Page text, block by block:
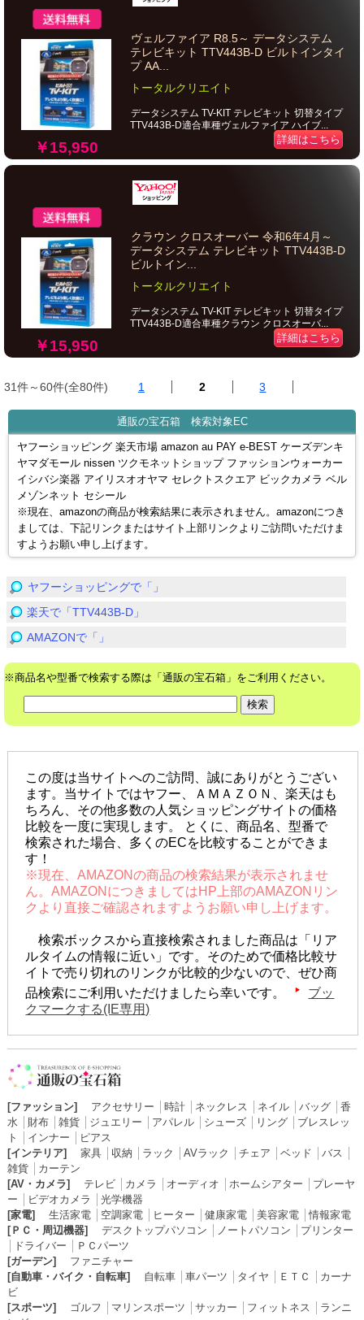
￥15,950
ヴェルファイア R8.5～ データシステム
テレビキット TTV443B-D ビルトインタイ
プ AA...
トータルクリエイト
データシステム TV-KIT テレビキット 切替タイプ
TTV443B-D適合車種ヴェルファイア ハイブ...
詳細はこちら
￥15,950
クラウン クロスオーバー 令和6年4月～
データシステム テレビキット TTV443B-D
ビルトイン...
トータルクリエイト
データシステム TV-KIT テレビキット 切替タイプ
TTV443B-D適合車種クラウン クロスオーバ...
詳細はこちら
31件～60件(全80件) 1 2 3
通販の宝石箱 検索対象EC
ヤフーショッピング 楽天市場 amazon au PAY e-BEST ケーズデンキ
ヤマダモール nissen ツクモネットショップ ファッションウォーカー
イシバシ楽器 アイリスオオヤマ セレクトスクエア ビックカメラ ベル
メゾンネット セシール
※現在、amazonの商品が検索結果に表示されません。amazonにつき
ましては、下記リンクまたはサイト上部リンクよりご訪問いただけま
すようお願い申し上げます。
ヤフーショッピングで「」
楽天で「TTV443B-D」
AMAZONで「」
※商品名や型番で検索する際は「通販の宝石箱」をご利用ください。
この度は当サイトへのご訪問、誠にありがとうござい
ます。当サイトではヤフー、ＡＭＡＺＯＮ、楽天はも
ちろん、その他多数の人気ショッピングサイトの価格
比較を一度に実現します。 とくに、商品名、型番で
検索された場合、多くのECを比較することができま
す！
※現在、AMAZONの商品の検索結果が表示されませ
ん。AMAZONにつきましてはHP上部のAMAZONリン
クより直接ご確認されますようお願い申し上げます。
検索ボックスから直接検索されました商品は「リア
ルタイムの情報に近い」です。そのためで価格比較サ
イトで売り切れのリンクが比較的少ないので、ぜひ商
品検索にご利用いただけましたら幸いです。
ブッ
クマークする(IE専用)
[ファッション] アクセサリー 時計│ ネックレス ネイル│ バッグ│ 香
水
財布│ 雑貨│ ジュエリー アパレル│ シューズ│ リング│ ブレスレッ
ト
インナー
ピアス
[インテリア]
家具│ 収納 ラック AVラック チェア ベッド バス
雑貨│ カーテン
[AV・カメラ]
テレビ│ カメラ オーディオ ホームシアター
プレーヤ
ー
ビデオカメラ
光学機器
[家電]
生活家電│ 空調家電│ ヒーター 健康家電│ 美容家電│情報家電
[ＰＣ・周辺機器]
デスクトップパソコン ノートパソコン
プリンター
ドライバー
ＰＣパーツ
[ガーデン]
ファニチャー
[自動車・バイク・自転車]
自転車│ 車パーツ タイヤ ＥＴＣ
カーナ
ビ
[スポーツ]
ゴルフ マリンスポーツ サッカー フィットネス
ランニ